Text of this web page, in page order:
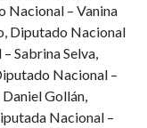
Nacional – Vanina
Diputado Nacional
Sabrina Selva,
Nacional –
Gollán,
Nacional –